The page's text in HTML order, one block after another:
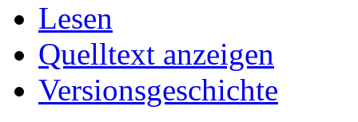
Lesen
Quelltext anzeigen
Versionsgeschichte